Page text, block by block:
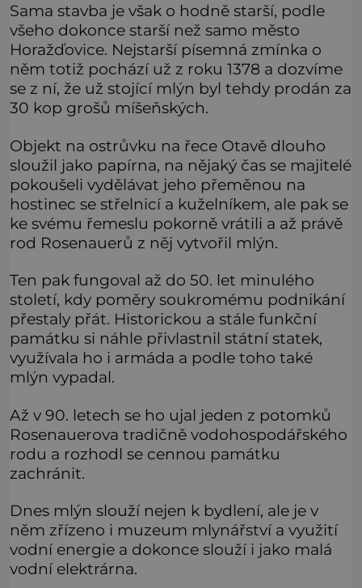
Sama stavba je však o hodně starší, podle
všeho dokonce starší než samo město
Horažďovice. Nejstarší písemná zmínka o
něm totiž pochází už z roku 1378 a dozvíme
se z ní, že už stojící mlýn byl tehdy prodán za
30 kop grošů míšeňských.
Objekt na ostrůvku na řece Otavě dlouho
sloužil jako papírna, na nějaký čas se majitelé
pokoušeli vydělávat jeho přeměnou na
hostinec se střelnicí a kuželníkem, ale pak se
ke svému řemeslu pokorně vrátili a až právě
rod Rosenauerů z něj vytvořil mlýn.
Ten pak fungoval až do 50. let minulého
století, kdy poměry soukromému podnikání
přestaly přát. Historickou a stále funkční
památku si náhle přivlastnil státní statek,
využívala ho i armáda a podle toho také
mlýn vypadal.
Až v 90. letech se ho ujal jeden z potomků
Rosenauerova tradičně vodohospodářského
rodu a rozhodl se cennou památku
zachránit.
Dnes mlýn slouží nejen k bydlení, ale je v
něm zřízeno i muzeum mlynářství a využití
vodní energie a dokonce slouží i jako malá
vodní elektrárna.